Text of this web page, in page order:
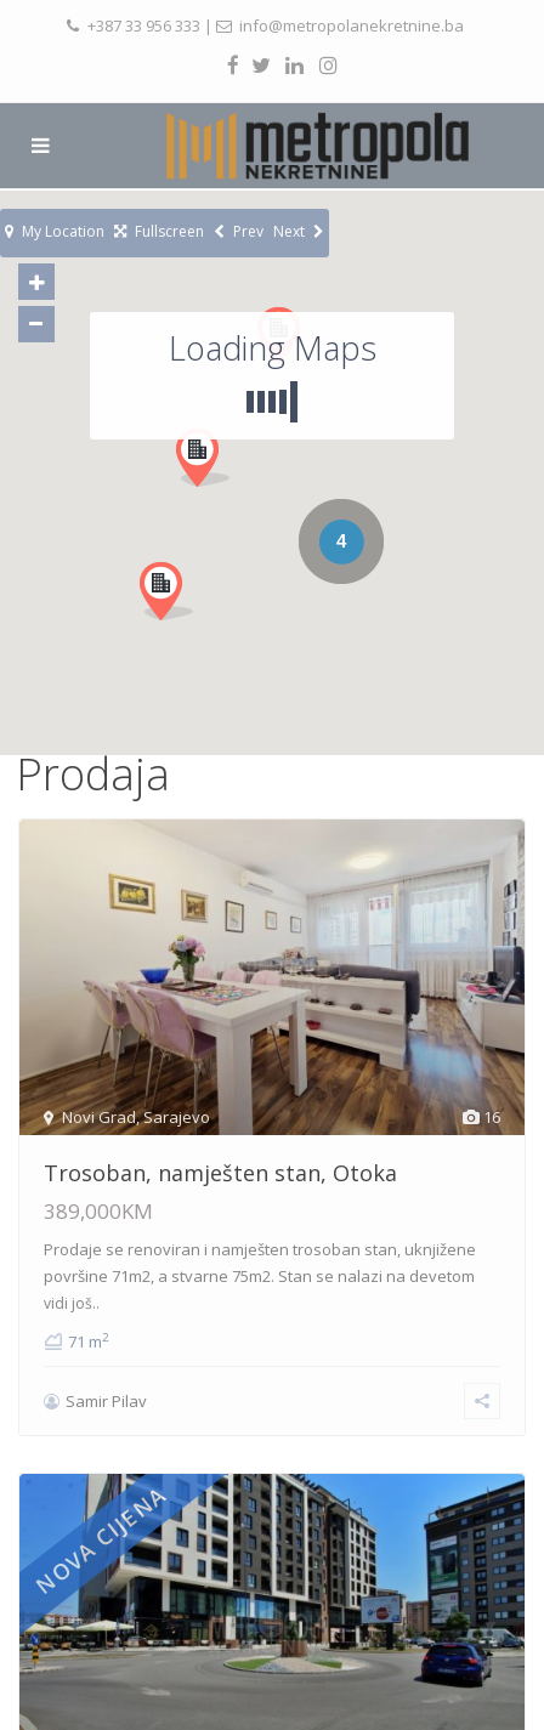
+387 33 956 333 | info@metropolanekretnine.ba
4
Loading Maps
My Location Fullscreen Prev Next
Prodaja
16
Novi Grad,Sarajevo
Trosoban, namješten stan, Otoka
389,000KM
Prodaje se renoviran i namješten trosoban stan, uknjižene
površine 71m2, a stvarne 75m2. Stan se nalazi na devetom
vidi još..
71 m2
Samir Pilav
NOVA CIJENA